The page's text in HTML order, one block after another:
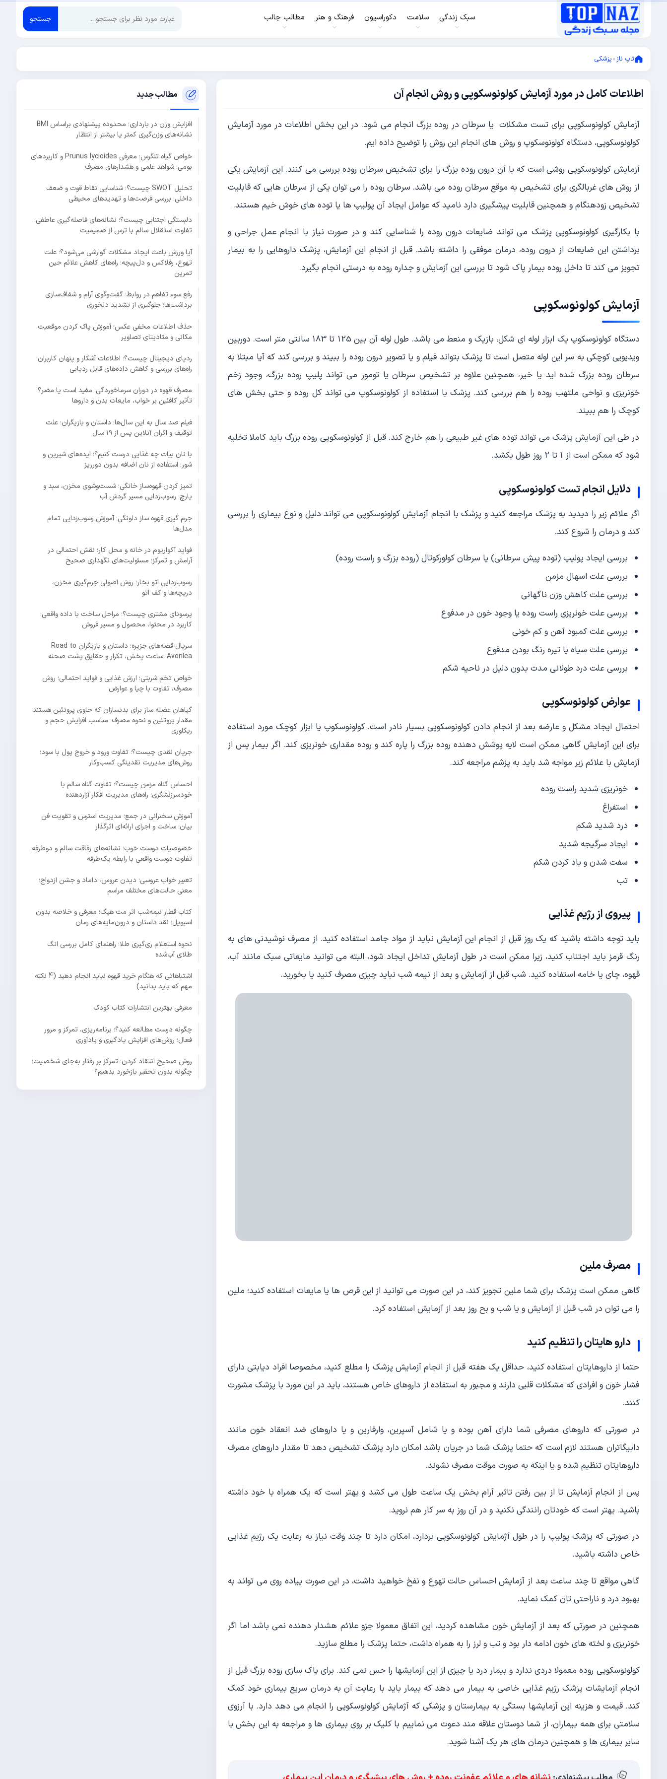
سبک زندگی سلامت دکوراسیون فرهنگ و هنر مطالب جالب جستجو
تاپ ناز» پزشکی
اطلاعات کامل در مورد آزمایش کولونوسکوپی و روش انجام آن
ژوئن
2021
ژوئن
2021
آزمایش کولونوسکوپی برای تست مشکلات یا سرطان در روده بزرگ انجام می شود. در این بخش اطلاعات در مورد آزمایش
کولونوسکوپی، دستگاه کولونوسکوپ و روش های انجام این روش را توضیح داده ایم.
آزمایش کولونوسکوپی روشی است که با آن درون روده بزرگ را برای تشخیص سرطان روده بررسی می کنند. این آزمایش یکی
از روش های غربالگری برای تشخیص به موقع سرطان روده می باشد. سرطان روده را می توان یکی از سرطان هایی که قابلیت
تشخیص زودهنگام و همچنین قابلیت پیشگیری دارد نامید که عوامل ایجاد آن پولیپ ها یا توده های خوش خیم هستند.
با بکارگیری کولونوسکوپی پزشک می تواند ضایعات درون روده را شناسایی کند و در صورت نیاز با انجام عمل جراحی و
برداشتن این ضایعات از درون روده، درمان موفقی را داشته باشد. قبل از انجام این آزمایش، پزشک داروهایی را به بیمار
تجویز می کند تا داخل روده بیمار پاک شود تا بررسی این آزمایش و جداره روده به درستی انجام بگیرد.
آزمایش کولونوسکوپی
دستگاه کولونوسکوپ یک ابزار لوله ای شکل، بازیک و منعط می باشد. طول لوله آن بین 125 تا 183 سانتی متر است. دوربین
ویدیویی کوچکی به سر این لوله متصل است تا پزشک بتواند فیلم و یا تصویر درون روده را ببیند و بررسی کند که آیا مبتلا به
سرطان روده بزرگ شده اید یا خیر، همچنین علاوه بر تشخیص سرطان یا تومور می تواند پلیپ روده بزرگ، وجود زخم
خونریزی و نواحی ملتهب روده را هم بررسی کند. پزشک با استفاده از کولونوسکوپ می تواند کل روده و حتی بخش های
کوچک را هم ببیند.
در طی این آزمایش پزشک می تواند توده های غیر طبیعی را هم خارج کند. قبل از کولونوسکوپی روده بزرگ باید کاملا تخلیه
شود که ممکن است از 1 تا 2 روز طول بکشد.
دلایل انجام تست کولونوسکوپی
اگر علائم زیر را دیدید به پزشک مراجعه کنید و پزشک با انجام آزمایش کولونوسکوپی می تواند دلیل و نوع بیماری را بررسی
کند و درمان را شروع کند.
بررسی ایجاد پولیپ (توده پیش سرطانی) یا سرطان کولورکوتال (روده بزرگ و راست روده)
بررسی علت اسهال مزمن
بررسی علت کاهش وزن ناگهانی
بررسی علت خونریزی راست روده یا وجود خون در مدفوع
بررسی علت کمبود آهن و کم خونی
بررسی علت سیاه یا تیره رنگ بودن مدفوع
بررسی علت درد طولانی مدت بدون دلیل در ناحیه شکم
عوارض کولونوسکوپی
احتمال ایجاد مشکل و عارضه بعد از انجام دادن کولونوسکوپی بسیار نادر است. کولونوسکوپ یا ابزار کوچک مورد استفاده
برای این آزمایش گاهی ممکن است لایه پوشش دهنده روده بزرگ را پاره کند و روده مقداری خونریزی کند. اگر بیمار پس از
آزمایش با علائم زیر مواجه شد باید به پزشم مراجعه کند.
خونریزی شدید راست روده
استفراغ
درد شدید شکم
ایجاد سرگیجه شدید
سفت شدن و باد کردن شکم
تب
پیروی از رژیم غذایی
باید توجه داشته باشید که یک روز قبل از انجام این آزمایش نباید از مواد جامد استفاده کنید. از مصرف نوشیدنی های به
رنگ قرمز باید اجتناب کنید، زیرا ممکن است در طول آزمایش تداخل ایجاد شود، البته می توانید مایعاتی سبک مانند آب،
قهوه، چای یا خامه استفاده کنید. شب قبل از آزمایش و بعد از نیمه شب نباید چیزی مصرف کنید یا بخورید.
مصرف ملین
گاهی ممکن است پزشک برای شما ملین تجویز کند، در این صورت می توانید از این قرص ها یا مایعات استفاده کنید؛ ملین
را می توان در شب قبل از آزمایش و یا شب و بح روز بعد از آزمایش استفاده کرد.
دارو هایتان را تنظیم کنید
حتما از داروهایتان استفاده کنید، حداقل یک هفته قبل از انجام آزمایش پزشک را مطلع کنید، مخصوصا افراد دیابتی دارای
فشار خون و افرادی که مشکلات قلبی دارند و مجبور به استفاده از داروهای خاص هستند، باید در این مورد با پزشک مشورت
کنند.
در صورتی که داروهای مصرفی شما دارای آهن بوده و یا شامل آسپرین، وارفارین و یا داروهای ضد انعقاد خون مانند
دابیگاتران هستند لازم است که حتما پزشک شما در جریان باشد امکان دارد پزشک تشخیص دهد تا مقدار داروهای مصرف
داروهایتان تنظیم شده و یا اینکه به صورت موقت مصرف نشوند.
پس از انجام آزمایش تا از بین رفتن تاثیر آرام بخش یک ساعت طول می کشد و بهتر است که یک همراه با خود داشته
باشید. بهتر است که خودتان رانندگی نکنید و در آن روز به سر کار هم نروید.
در صورتی که پزشک پولیپ را در طول آژمایش کولونوسکوپی بردارد، امکان دارد تا چند وقت نیاز به رعایت یک رژیم غذایی
خاص داشته باشید.
گاهی مواقع تا چند ساعت بعد از آزمایش احساس حالت تهوع و نفخ خواهید داشت، در این صورت پیاده روی می تواند به
بهبود درد و ناراحتی تان کمک نماید.
همچنین در صورتی که بعد از آزمایش خون مشاهده کردید، این اتفاق معمولا جزو علائم هشدار دهنده نمی باشد اما اگر
خونریزی و لخته های خون ادامه دار بود و تب و لرز را به همراه داشت، حتما پزشک را مطلع سازید.
کولونوسکوپی روده معمولا دردی ندارد و بیمار درد یا چیزی از این آزمایشها را حس نمی کند. برای پاک سازی روده بزرگ قبل از
انجام آزمایشات پزشک رژیم غذایی خاصی به بیمار می دهد که بیمار باید با رعایت آن به درمان سریع بیماری خود کمک
کند. قیمت و هزینه این آزمایشها بستگی به بیمارستان و پزشکی که آژمایش کولونوسکوپی را انجام می دهد دارد. با آرزوی
سلامتی برای همه بیماران، از شما دوستان علاقه مند دعوت می نماییم با کلیک بر روی بیماری ها و مراجعه به این بخش با
سایر بیماری ها و همچنین درمان های هر یک آشنا شوید.
مطالب جدید
افزایش وزن در بارداری؛ محدوده پیشنهادی براساس BMI؛
نشانه‌های وزن‌گیری کمتر یا بیشتر از انتظار
خواص گیاه تنگرس؛ معرفی Prunus lycioides و کاربردهای
بومی؛ شواهد علمی و هشدارهای مصرف
تحلیل SWOT چیست؟؛ شناسایی نقاط قوت و ضعف
داخلی؛ بررسی فرصت‌ها و تهدیدهای محیطی
دلبستگی اجتنابی چیست؟؛ نشانه‌های فاصله‌گیری عاطفی؛
تفاوت استقلال سالم با ترس از صمیمیت
آیا ورزش باعث ایجاد مشکلات گوارشی می‌شود؟؛ علت
تهوع، رفلاکس و دل‌پیچه؛ راه‌های کاهش علائم حین
تمرین
رفع سوء تفاهم در روابط؛ گفت‌وگوی آرام و شفاف‌سازی
برداشت‌ها؛ جلوگیری از تشدید دلخوری
حذف اطلاعات مخفی عکس؛ آموزش پاک کردن موقعیت
مکانی و متادیتای تصاویر
ردپای دیجیتال چیست؟؛ اطلاعات آشکار و پنهان کاربران؛
راه‌های بررسی و کاهش داده‌های قابل ردیابی
مصرف قهوه در دوران سرماخوردگی؛ مفید است یا مضر؟؛
تأثیر کافئین بر خواب، مایعات بدن و داروها
فیلم صد سال به این سال‌ها؛ داستان و بازیگران؛ علت
توقیف و اکران آنلاین پس از ۱۹ سال
با نان بیات چه غذایی درست کنیم؟؛ ایده‌های شیرین و
شور؛ استفاده از نان اضافه بدون دورریز
تمیز کردن قهوه‌ساز خانگی؛ شست‌وشوی مخزن، سبد و
پارچ؛ رسوب‌زدایی مسیر گردش آب
جرم گیری قهوه ساز دلونگی؛ آموزش رسوب‌زدایی تمام
مدل‌ها
فواید آکواریوم در خانه و محل کار؛ نقش احتمالی در
آرامش و تمرکز؛ مسئولیت‌های نگهداری صحیح
رسوب‌زدایی اتو بخار؛ روش اصولی جرم‌گیری مخزن،
دریچه‌ها و کف اتو
پرسونای مشتری چیست؟؛ مراحل ساخت با داده واقعی؛
کاربرد در محتوا، محصول و مسیر فروش
سریال قصه‌های جزیره؛ داستان و بازیگران Road to
Avonlea؛ ساعت پخش، تکرار و حقایق پشت صحنه
خواص تخم شربتی؛ ارزش غذایی و فواید احتمالی؛ روش
مصرف، تفاوت با چیا و عوارض
گیاهان عضله ساز برای بدنسازان که حاوی پروتئین هستند؛
مقدار پروتئین و نحوه مصرف؛ مناسب افزایش حجم و
ریکاوری
جریان نقدی چیست؟؛ تفاوت ورود و خروج پول با سود؛
روش‌های مدیریت نقدینگی کسب‌وکار
احساس گناه مزمن چیست؟؛ تفاوت گناه سالم با
خودسرزنشگری؛ راه‌های مدیریت افکار آزاردهنده
آموزش سخنرانی در جمع؛ مدیریت استرس و تقویت فن
بیان؛ ساخت و اجرای ارائه‌ای اثرگذار
خصوصیات دوست خوب؛ نشانه‌های رفاقت سالم و دوطرفه؛
تفاوت دوست واقعی با رابطه یک‌طرفه
تعبیر خواب عروسی؛ دیدن عروس، داماد و جشن ازدواج؛
معنی حالت‌های مختلف مراسم
کتاب قطار نیمه‌شب اثر مت هیگ؛ معرفی و خلاصه بدون
اسپویل؛ نقد داستان و درون‌مایه‌های رمان
نحوه استعلام ری‌گیری طلا؛ راهنمای کامل بررسی انگ
طلای آب‌شده
اشتباهاتی که هنگام خرید قهوه نباید انجام دهید (4 نکته
مهم که باید بدانید)
معرفی بهترین انتشارات کتاب کودک
چگونه درست مطالعه کنید؟؛ برنامه‌ریزی، تمرکز و مرور
فعال؛ روش‌های افزایش یادگیری و یادآوری
روش صحیح انتقاد کردن؛ تمرکز بر رفتار به‌جای شخصیت؛
چگونه بدون تحقیر بازخورد بدهیم؟